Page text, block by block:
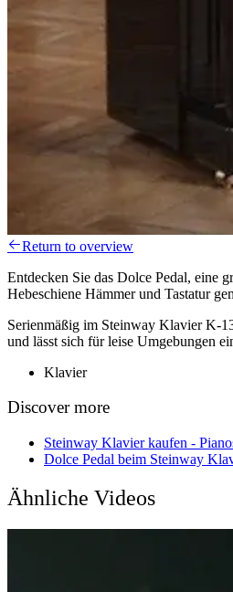
Return to overview
Entdecken Sie das Dolce Pedal, eine
Hebeschiene Hämmer und Tastatur
Serienmäßig im Steinway Klavier K-
und lässt sich für leise Umgebungen
Klavier
Discover more
Steinway Klavier kaufen -
Dolce Pedal beim Steinway
Ähnliche Videos